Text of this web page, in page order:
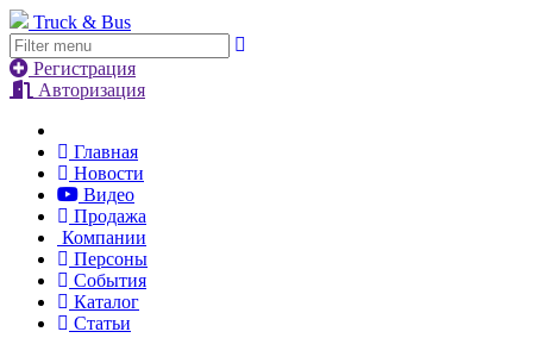
Truck & Bus
Регистрация
Авторизация
Главная
Новости
Видео
Продажа
Компании
Персоны
События
Каталог
Статьи